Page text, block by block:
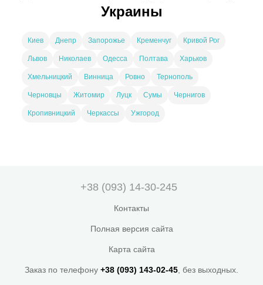
Украины
Киев Днепр Запорожье Кременчуг Кривой Рог
Львов Николаев Одесса Полтава Харьков
Хмельницкий Винница Ровно Тернополь
Черновцы Житомир Луцк Сумы Чернигов
Кропивницкий Черкассы Ужгород
+38 (093) 14-30-245
Контакты
Полная версия сайта
Карта сайта
Заказ по телефону +38 (093) 143-02-45 , без выходных.